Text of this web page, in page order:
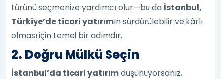
türünü seçmenize yardımcı olur—bu da İstanbul,
Türkiye’de ticari yatırımın sürdürülebilir ve kârlı
olması için temel bir adımdır.
2. Doğru Mülkü Seçin
İstanbul’da ticari yatırımdüşünüyorsanız,